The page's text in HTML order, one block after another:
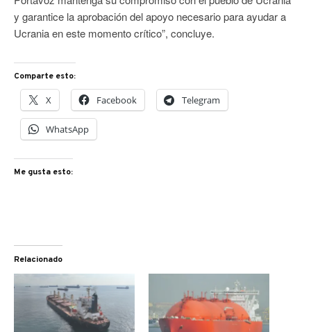
y garantice la aprobación del apoyo necesario para ayudar a
Ucrania en este momento crítico”, concluye.
Comparte esto:
X Facebook Telegram
WhatsApp
Me gusta esto:
Relacionado